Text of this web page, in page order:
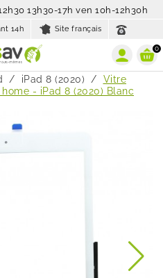
13h30-17h ven 10h-12h30h
14h Site français
0
iPad 8 (2020)
Vitre
- iPad 8 (2020) Blanc